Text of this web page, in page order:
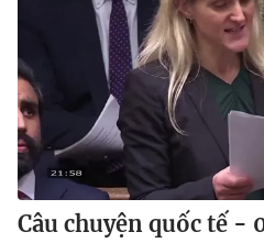
Câu chuyện quốc tế -